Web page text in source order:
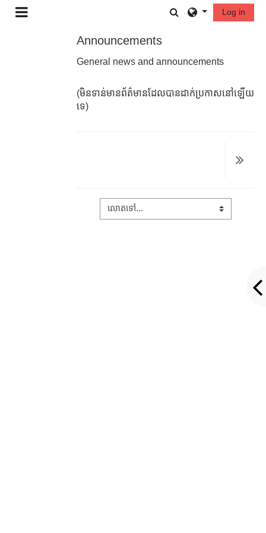
រំលងទៅកាន់មាតិកាមេ Toggle search
Log in
Announcements
General news and announcements
(មិនទាន់មានព័ត៌មានដែលបានដាក់ប្រកាសនៅឡើយ
ទេ)
លោតទៅ...